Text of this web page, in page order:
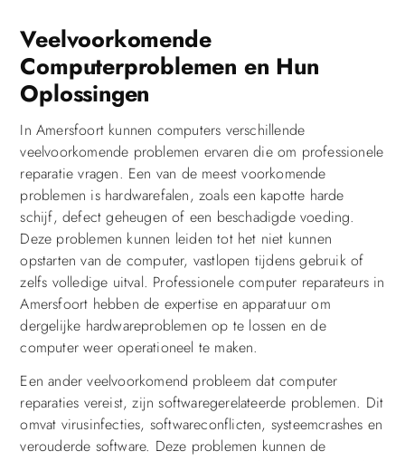
Veelvoorkomende
Computerproblemen en Hun
Oplossingen
In Amersfoort kunnen computers verschillende
veelvoorkomende problemen ervaren die om professionele
reparatie vragen. Een van de meest voorkomende
problemen is hardwarefalen, zoals een kapotte harde
schijf, defect geheugen of een beschadigde voeding.
Deze problemen kunnen leiden tot het niet kunnen
opstarten van de computer, vastlopen tijdens gebruik of
zelfs volledige uitval. Professionele computer reparateurs in
Amersfoort hebben de expertise en apparatuur om
dergelijke hardwareproblemen op te lossen en de
computer weer operationeel te maken.
Een ander veelvoorkomend probleem dat computer
reparaties vereist, zijn softwaregerelateerde problemen. Dit
omvat virusinfecties, softwareconflicten, systeemcrashes en
verouderde software. Deze problemen kunnen de